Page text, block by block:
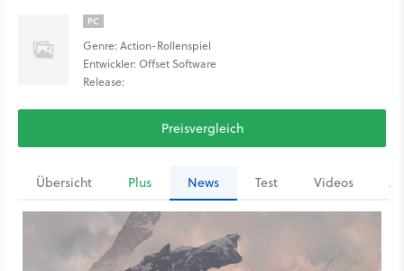
PC
Genre: Action-Rollenspiel
Entwickler: Offset Software
Release:
Preisvergleich
Übersicht Plus News Test Videos